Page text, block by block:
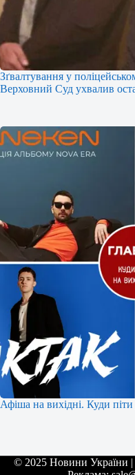
Зґвалтування у
Верховний Суд ухвалив
Афіша на вихідні. Куди
© 2025 Новини України |